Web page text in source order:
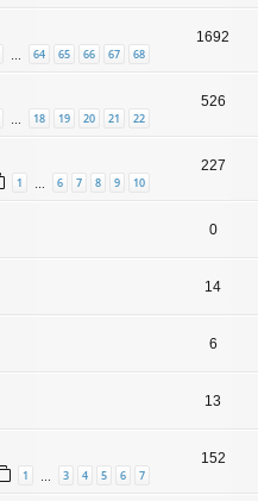
64 65 66 67 68
1692
… 18 19 20 21 22
526
1 … 6 7 8 9 10
227
0
14
6
13
1 … 3 4 5 6 7
152